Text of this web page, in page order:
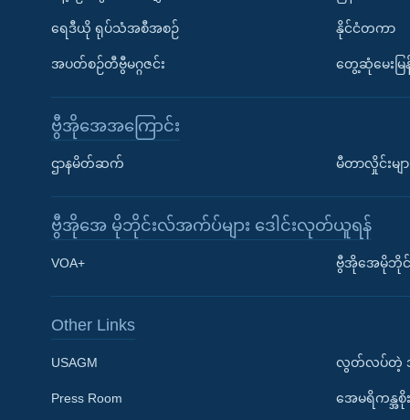
Learning English
ဘာသာစကားများ
ရေဒီယို ရုပ်သံအစီအစဉ်
အပတ်စဉ်တီဗွီမဂ္ဂဇင်း
နိုင်ငံတကာ
တွေ့ဆုံမေးမြန်
ဗွီအိုအေအကြောင်း
ဌာနမိတ်ဆက် မီတာလှိုင်းမျာ
ဗွီအိုအေ မိုဘိုင်းလ်အက်ပ်များ ဒေါင်းလုတ်ယူရန်
VOA+ ဗွီအိုအေမိုဘိုင်
Other Links
USAGM
Press Room
လွတ်လပ်တဲ့ အ
အေမရိကန္အစို